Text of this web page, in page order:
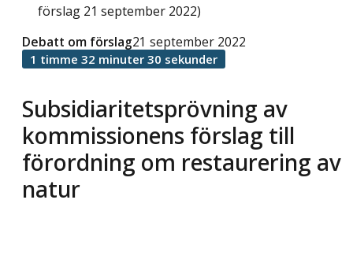
förslag 21 september 2022)
Subsidiaritetsprövning av
kommissionens förslag till
förordning om restaurering av
natur
Debatt om förslag21 september 2022
1 timme 32 minuter 30 sekunder